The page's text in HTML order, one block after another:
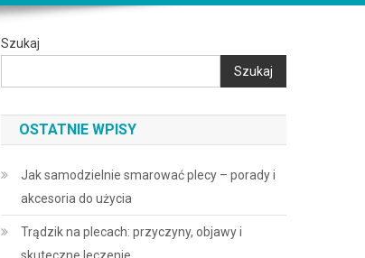
Szukaj
Szukaj
OSTATNIE WPISY
Jak samodzielnie smarować plecy – porady i
akcesoria do użycia
Trądzik na plecach: przyczyny, objawy i